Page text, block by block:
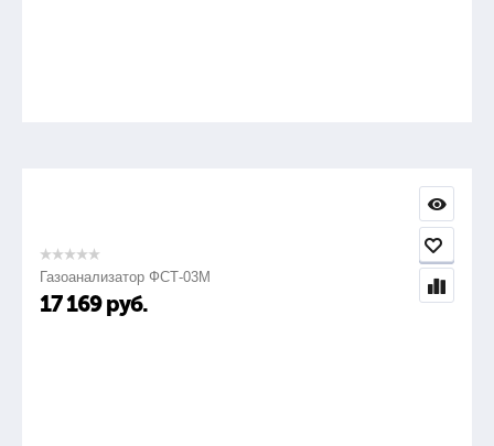
Газоанализатор ФСТ-03М
17 169 руб.